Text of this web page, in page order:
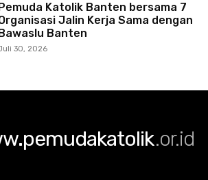
Pemuda Katolik Banten bersama 7
Jalin Kerja Sama dengan
Bawaslu Banten
30, 2026
.or.id